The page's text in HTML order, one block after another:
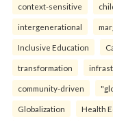
context-sensitive
intergenerational
Inclusive Education
transformation
community-driven
Globalization Health